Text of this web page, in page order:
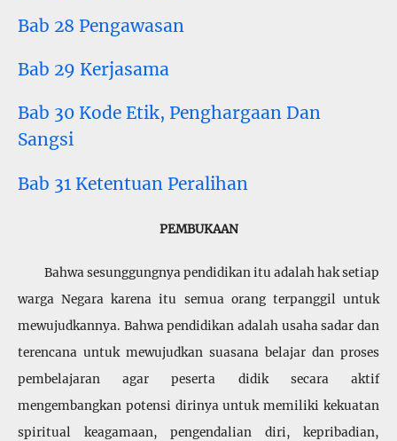
Bab 28 Pengawasan
Bab 29 Kerjasama
Bab 30 Kode Etik, Penghargaan Dan
Sangsi
Bab 31 Ketentuan Peralihan
PEMBUKAAN
Bahwa sesunggungnya pendidikan itu adalah hak setiap
warga Negara karena itu semua orang terpanggil untuk
mewujudkannya. Bahwa pendidikan adalah usaha sadar dan
terencana untuk mewujudkan suasana belajar dan proses
pembelajaran agar peserta didik secara aktif
mengembangkan potensi dirinya untuk memiliki kekuatan
spiritual keagamaan, pengendalian diri, kepribadian,